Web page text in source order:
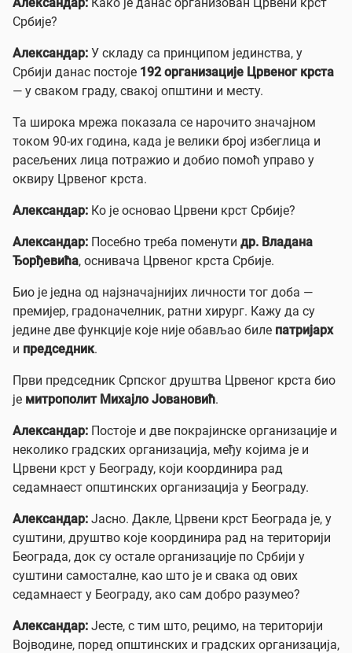
Србије?
Александар: У складу са принципом јединства, у
Србији данас постоје 192 организације Црвеног крста
— у сваком граду, свакој општини и месту.
Та широка мрежа показала се нарочито значајном
током 90-их година, када је велики број избеглица и
расељених лица потражио и добио помоћ управо у
оквиру Црвеног крста.
Александар: Ко је основао Црвени крст Србије?
Александар: Посебно треба поменути др. Владана
Ђорђевића, оснивача Црвеног крста Србије.
Био је једна од најзначајнијих личности тог доба —
премијер, градоначелник, ратни хирург. Кажу да су
једине две функције које није обављао биле патријарх
и председник.
Први председник Српског друштва Црвеног крста био
је митрополит Михајло Јовановић.
Александар: Постоје и две покрајинске организације и
неколико градских организација, међу којима је и
Црвени крст у Београду, који координира рад
седамнаест општинских организација у Београду.
Александар: Јасно. Дакле, Црвени крст Београда је, у
суштини, друштво које координира рад на територији
Београда, док су остале организације по Србији у
суштини самосталне, као што је и свака од ових
седамнаест у Београду, ако сам добро разумео?
Александар: Јесте, с тим што, рецимо, на територији
Војводине, поред општинских и градских организација,